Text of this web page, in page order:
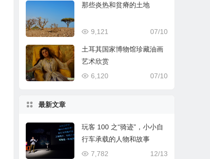
那些炎热和贫瘠的土地
07/10
9,121
土耳其国家博物馆珍藏油画
艺术欣赏
07/10
6,120
最新文章
玩客 100 之“骑迹”，小小自
行车承载的人物和故事
12/13
7,782